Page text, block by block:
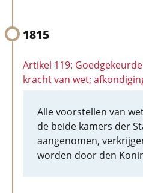
1815
Artikel 119:
kracht van wet;
Alle voorstellen van
de beide kamers der
aangenomen,
worden door den